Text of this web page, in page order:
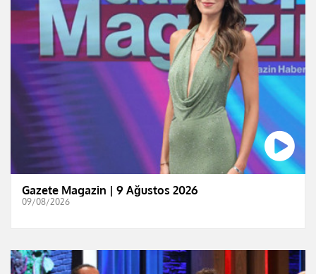
Gazete Magazin | 9 Ağustos 2026
09/08/2026